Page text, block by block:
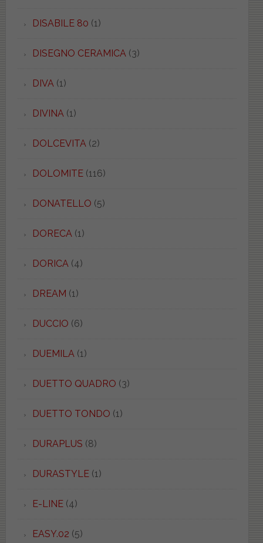
DISABILE 80 (1)
DISEGNO CERAMICA(3)
DIVA(1)
DIVINA(1)
DOLCEVITA(2)
DOLOMITE(116)
DONATELLO (5)
DORECA(1)
DORICA(4)
DREAM (1)
DUCCIO (6)
DUEMILA(1)
DUETTO QUADRO (3)
DUETTO TONDO (1)
DURAPLUS (8)
DURASTYLE(1)
E-LINE(4)
EASY.02 (5)